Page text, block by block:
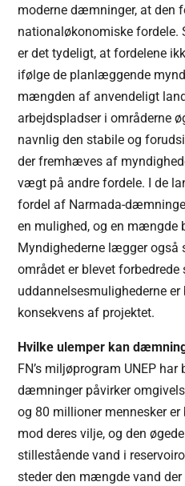
moderne dæmninger, at den
nationaløkonomiske fordele.
er det tydeligt, at fordelene
ifølge de planlæggende
mængden af anvendeligt
arbejdspladser i områderne
navnlig den stabile og
der fremhæves af
vægt på andre fordele. I de
fordel af Narmada-
en mulighed, og en mængde
Myndighederne lægger også
området er blevet
uddannelsesmulighederne er
konsekvens af projektet.
Hvilke ulemper kan
FN’s miljøprogram UNEP
dæmninger påvirker
og 80 millioner mennesker
mod deres vilje, og den
stillestående vand i
steder den mængde vand